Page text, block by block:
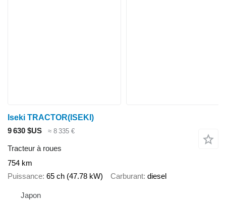
Iseki TRACTOR(ISEKI)
9 630 $US
≈ 8 335 €
Tracteur à roues
754 km
Puissance 65 ch (47.78 kW) Carburant diesel
Japon